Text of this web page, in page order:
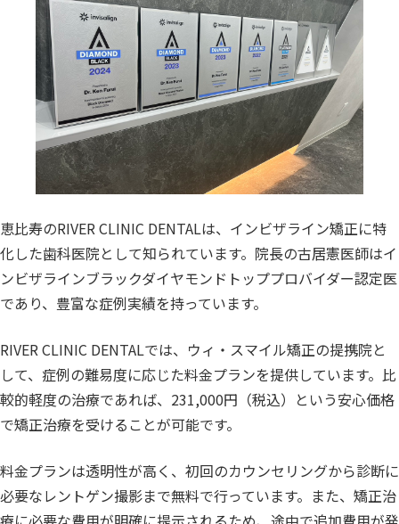
恵比寿のRIVER CLINIC DENTALは、インビザライン矯正に特
化した歯科医院として知られています。院長の古居憲医師はイ
ンビザラインブラックダイヤモンドトッププロバイダー認定医
であり、豊富な症例実績を持っています。
RIVER CLINIC DENTALでは、ウィ・スマイル矯正の提携院と
して、症例の難易度に応じた料金プランを提供しています。比
較的軽度の治療であれば、231,000円（税込）という安心価格
で矯正治療を受けることが可能です。
料金プランは透明性が高く、初回のカウンセリングから診断に
必要なレントゲン撮影まで無料で行っています。また、矯正治